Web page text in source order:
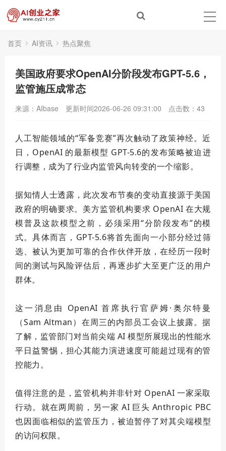
首页 AI资讯 热点聚焦
美国政府要求OpenAI分阶段发布GPT-5.6，
监管施压成常态
来源：AIbase 更新时间2026-06-26 09:31:00 点击数： 43
人工智能领域的“军备竞赛”再次触动了政策神经。近
日，OpenAI 的最新模型 GPT-5.6的发布策略被迫进
行调整，成为了行业内监管风向转变的一个缩影。
据知情人士透露，此次发布节奏的变动直接源于美国
政府的明确要求。美方监管机构要求 OpenAI 在大规
模普及这款模型之前，必须采用“分阶段发布”的模
式。具体而言，GPT-5.6将首先面向一小部分经过筛
选、被认为更加可靠的合作伙伴开放，在经历一段时
间的测试与风险评估后，再逐步扩大至更广泛的用户
群体。
这一消息由 OpenAI 首席执行官萨姆·奥尔特曼
（Sam Altman）在周三的内部员工会议上披露。据
了解，监管部门对当前尖端 AI 模型所展现出的性能水
平日益警惕，担心其能力演进速度可能超过现有的管
控能力。
值得注意的是，监管机构并非针对 OpenAI 一家采取
行动。就在两周前，另一家 AI 巨头 Anthropic PBC
也因面临相似的监管压力，被迫暂停了对其尖端模型
的访问权限。